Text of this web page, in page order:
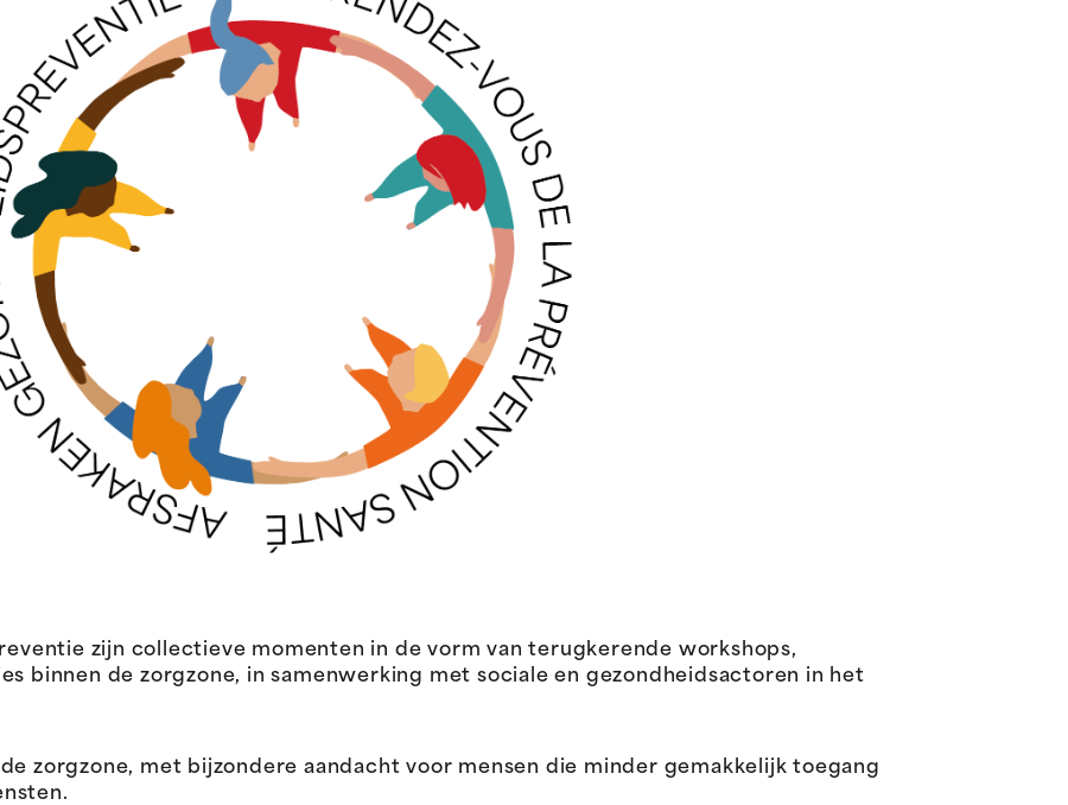
zijn collectieve momenten in de vorm van terugkerende workshops,
binnen de zorgzone, in samenwerking met sociale en gezondheidsactoren in het
zorgzone, met bijzondere aandacht voor mensen die minder gemakkelijk toegang